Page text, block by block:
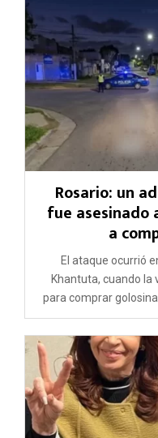
Rosario: un
fue asesinado
a
El ataque ocurrió
Khantuta, cuando la
para comprar